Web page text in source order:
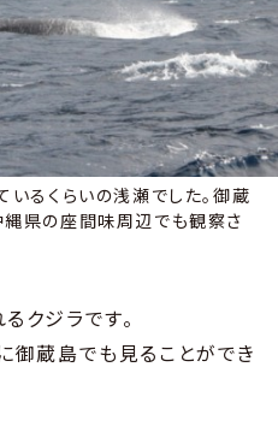
いるくらいの浅瀬でした。御蔵
縄県の座間味周辺でも観察さ
クジラです。
御蔵島でも見ることができ